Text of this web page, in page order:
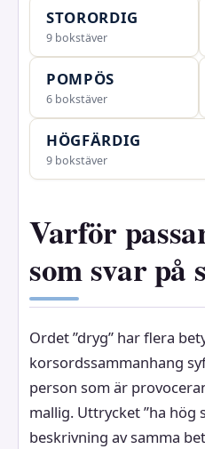
STORORDIG
9 bokstäver
POMPÖS
6 bokstäver
HÖGFÄRDIG
9 bokstäver
Varför
som svar på
Ordet ”dryg” har flera
korsordssammanhang
person som är
mallig. Uttrycket ”ha hög
beskrivning av samma